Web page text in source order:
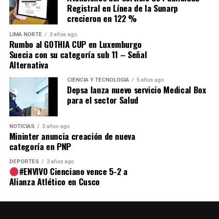
31,217,061.60
(a S/ 4.35 por unidad). El producto
suministrado no era de origen peruano, sino importado
de China del fabricante
Co., Ltd.con Registro Sanitario EE-13689.
2. La alerta de DIGEMID que el
MINSA prefirió «ignorar»
El producto que fue repartido en toda la red hospitalaria
nacional no tardó en presentar problemas, varios
hospitales reportaron estar inconformes con las
especificaciones técnicas del suero recibido además de
que este presentó fallas de calidad.
Registral en Línea de la Sunarp
crecieron en 122 %
LIMA NORTE 3 años ago
Rumbo al GOTHIA CUP en Luxemburgo
Suecia con su categoría sub 11 – Señal
Alternativa
CIENCIA Y TECNOLOGÍA 5 años ago
Depsa lanza nuevo servicio Medical Box
para el sector Salud
NOTICIAS 3 años ago
Mininter anuncia creación de nueva
categoría en PNP
DEPORTES 3 años ago
#ENVIVO Cienciano vence 5-2 a
Alianza Atlético en Cusco